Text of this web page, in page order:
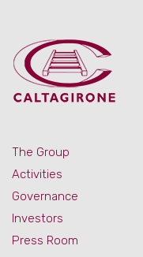
The Group
Activities
Governance
Investors
Press Room